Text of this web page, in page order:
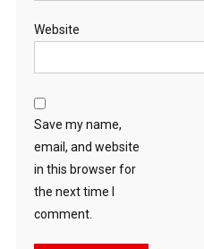
Website
Save my name,
email, and website
in this browser for
the next time I
comment.